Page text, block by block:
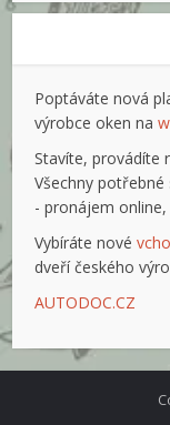
Poptáváte nová
výrobce oken na
Stavíte, provádíte
Všechny
- pronájem online,
Vybíráte nové
dveří českého
AUTODOC.CZ